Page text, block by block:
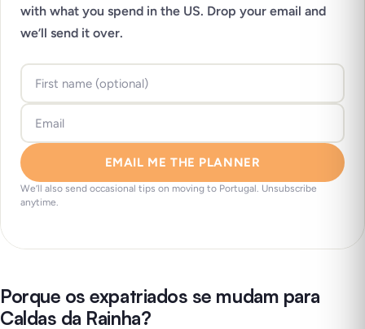
with what you spend in the US. Drop your email and
we’ll send it over.
EMAIL ME THE PLANNER
We’ll also send occasional tips on moving to Portugal. Unsubscribe
anytime.
Porque os expatriados se mudam para
Caldas da Rainha?